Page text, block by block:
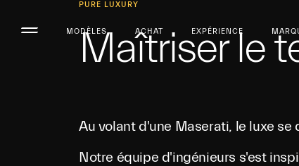
MODÈLES ACHAT EXPÉRIENCE
PURE LUXURY
Maîtriser le
Au volant d'une Maserati, le luxe
Notre équipe d'ingénieurs s'est